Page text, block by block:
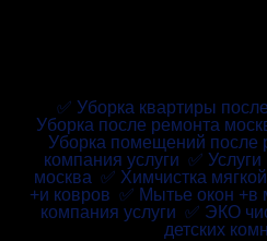
✅ Уборка квартиры
Уборка после ремонта
Уборка помещений после
компания услуги ✅
москва ✅ Химчистка
+и ковров ✅ Мытье окон +в
компания услуги ✅ ЭКО
детских